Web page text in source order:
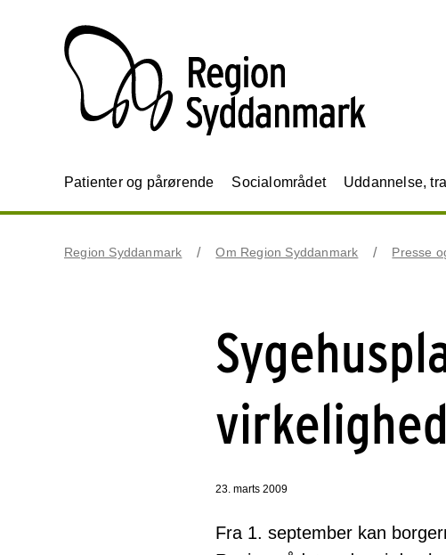
Patienter og pårørende Socialområdet Uddannelse,
Region Syddanmark Om Region Syddanmark Presse
virkelighed
23. marts 2009
Fra 1. september kan